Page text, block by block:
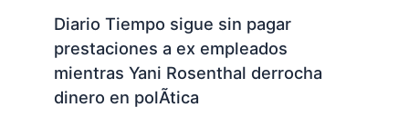
Diario Tiempo sigue sin pagar
prestaciones a ex empleados
mientras Yani Rosenthal derrocha
dinero en polÃ­tica